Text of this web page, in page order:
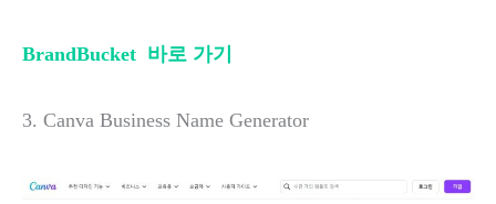
BrandBucket 바로 가기
3. Canva Business Name Generator